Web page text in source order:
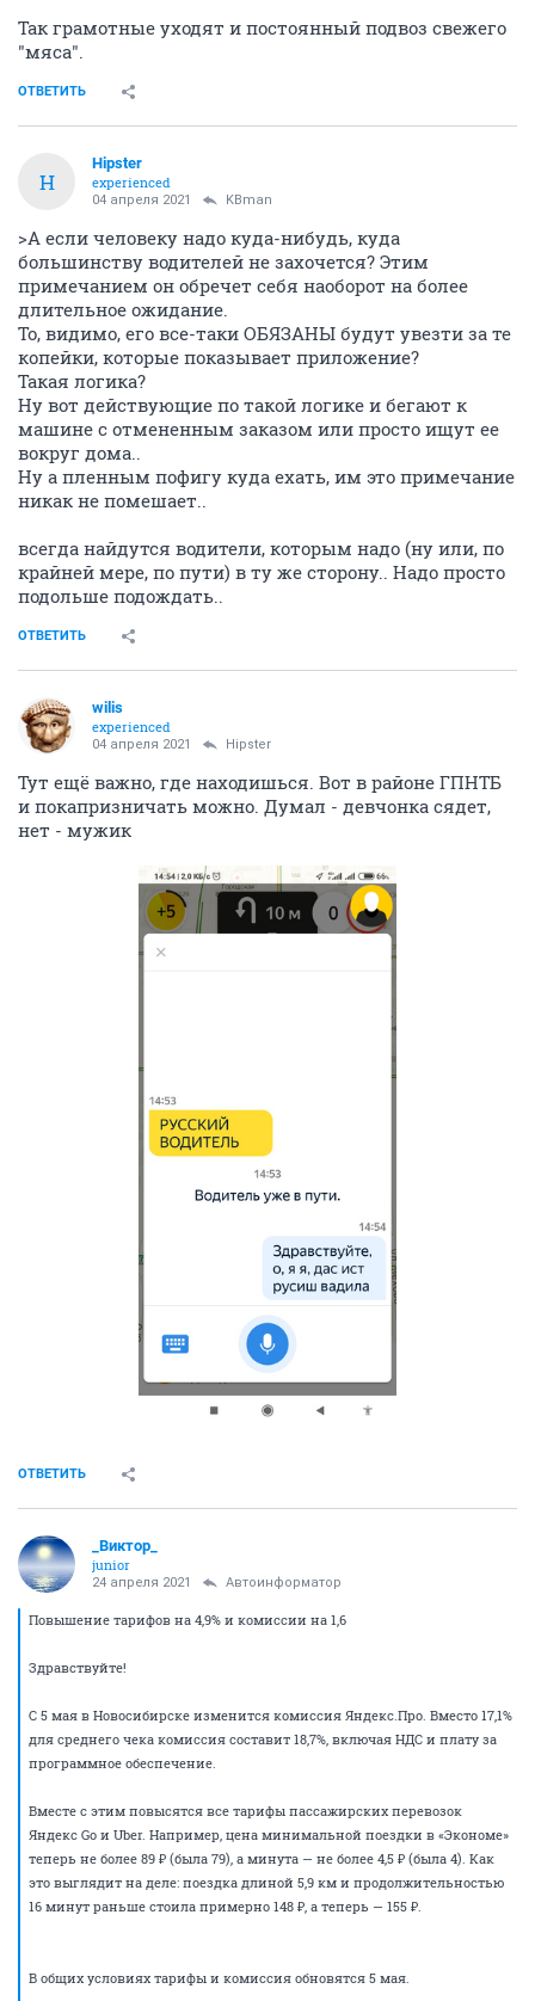
Так грамотные уходят и постоянный подвоз свежего
"мяса".
ОТВЕТИТЬ
H
Hipster
experienced
04 апреля 2021 KBman
>А если человеку надо куда-нибудь, куда
большинству водителей не захочется? Этим
примечанием он обречет себя наоборот на более
длительное ожидание.
То, видимо, его все-таки ОБЯЗАНЫ будут увезти за те
копейки, которые показывает приложение?
Такая логика?
Ну вот действующие по такой логике и бегают к
машине с отмененным заказом или просто ищут ее
вокруг дома..
Ну а пленным пофигу куда ехать, им это примечание
никак не помешает..
всегда найдутся водители, которым надо (ну или, по
крайней мере, по пути) в ту же сторону.. Надо просто
подольше подождать..
ОТВЕТИТЬ
wilis
experienced
04 апреля 2021 Hipster
Тут ещё важно, где находишься. Вот в районе ГПНТБ
и покапризничать можно. Думал - девчонка сядет,
нет - мужик
ОТВЕТИТЬ
_Виктор_
juniоr
24 апреля 2021 Автоинформатор
Повышение тарифов на 4,9% и комиссии на 1,6
Здравствуйте!
С 5 мая в Новосибирске изменится комиссия Яндекс.Про. Вместо 17,1%
для среднего чека комиссия составит 18,7%, включая НДС и плату за
программное обеспечение.
Вместе с этим повысятся все тарифы пассажирских перевозок
Яндекс Go и Uber. Например, цена минимальной поездки в «Экономе»
теперь не более 89 ₽ (была 79), а минута — не более 4,5 ₽ (была 4). Как
это выглядит на деле: поездка длиной 5,9 км и продолжительностью
16 минут раньше стоила примерно 148 ₽, а теперь — 155 ₽.
В общих условиях тарифы и комиссия обновятся 5 мая.